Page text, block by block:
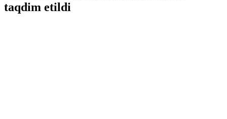
taqdim etildi